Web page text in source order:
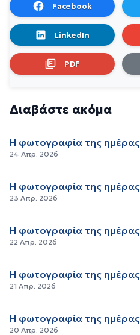
Facebook
LinkedIn
PDF
Διαβάστε ακόμα
Η φωτογραφία της ημέρας
24 Απρ. 2026
Η φωτογραφία της ημέρας
23 Απρ. 2026
Η φωτογραφία της ημέρας
22 Απρ. 2026
Η φωτογραφία της ημέρας
21 Απρ. 2026
Η φωτογραφία της ημέρας
20 Απρ. 2026